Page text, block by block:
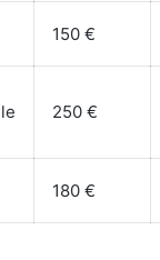
150 €
250 €
180 €